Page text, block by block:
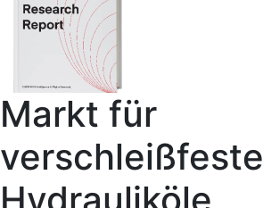
Markt für
verschleißfeste